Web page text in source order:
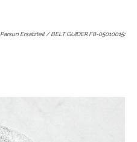
Parsun Ersatzteil / BELT GUIDER F8-05010015: